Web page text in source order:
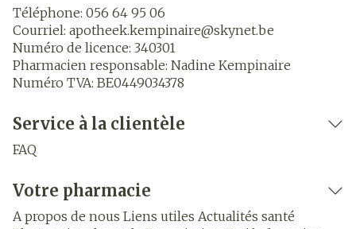
Téléphone: 056 64 95 06
Courriel: apotheek.kempinaire@skynet.be
Numéro de licence: 340301
Pharmacien responsable: Nadine Kempinaire
Numéro TVA: BE0449034378
Service à la clientèle
FAQ
Votre pharmacie
A propos de nous Liens utiles Actualités santé